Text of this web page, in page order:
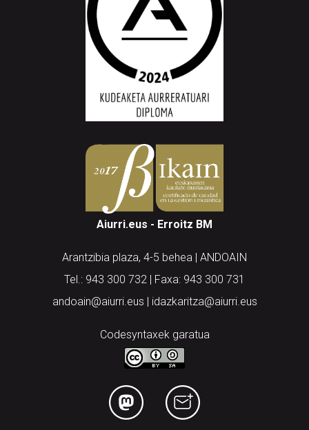
Aiurri.eus - Erroitz BM
Arantzibia plaza, 4-5 behea | ANDOAIN
Tel.: 943 300 732 | Faxa: 943 300 731
andoain@aiurri.eus | idazkaritza@aiurri.eus
Codesyntaxek garatua